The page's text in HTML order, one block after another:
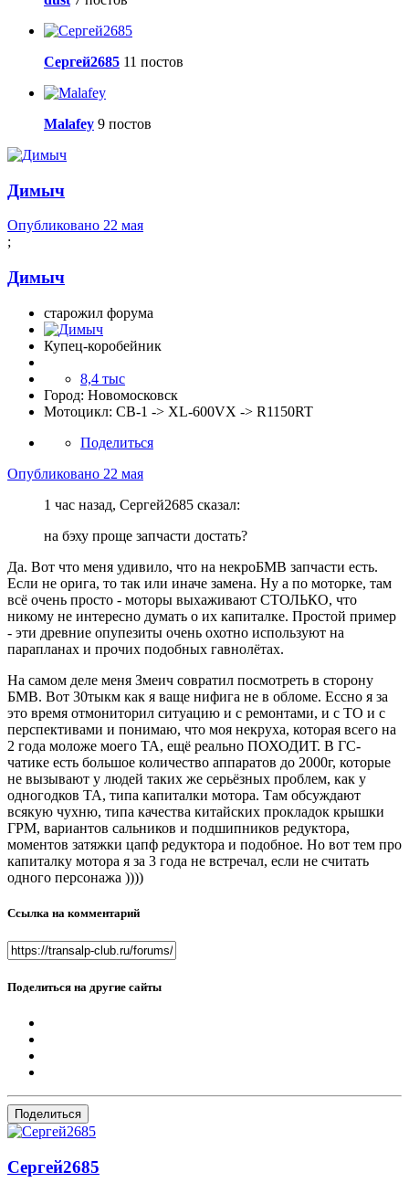
Сергей2685 11 постов
Malafey 9 постов
Димыч
Опубликовано 22 мая
;
Димыч
старожил форума
Купец-коробейник
8,4 тыс
Город: Новомосковск
Мотоцикл: CB-1 -> XL-600VX -> R1150RT
Поделиться
Опубликовано 22 мая
1 час назад, Сергей2685 сказал:
на бэху проще запчасти достать?
Да. Вот что меня удивило, что на некроБМВ запчасти есть.
Если не орига, то так или иначе замена. Ну а по моторке, там
всё очень просто - моторы выхаживают СТОЛЬКО, что
никому не интересно думать о их капиталке. Простой пример
- эти древние опупезиты очень охотно используют на
парапланах и прочих подобных гавнолётах.
На самом деле меня Змеич совратил посмотреть в сторону
БМВ. Вот 30тыкм как я ваще нифига не в обломе. Ессно я за
это время отмониторил ситуацию и с ремонтами, и с ТО и с
перспективами и понимаю, что моя некруха, которая всего на
2 года моложе моего ТА, ещё реально ПОХОДИТ. В ГС-
чатике есть большое количество аппаратов до 2000г, которые
не вызывают у людей таких же серьёзных проблем, как у
одногодков ТА, типа капиталки мотора. Там обсуждают
всякую чухню, типа качества китайских прокладок крышки
ГРМ, вариантов сальников и подшипников редуктора,
моментов затяжки цапф редуктора и подобное. Но вот тем про
капиталку мотора я за 3 года не встречал, если не считать
одного персонажа ))))
Ссылка на комментарий
Поделиться на другие сайты
Поделиться
Сергей2685